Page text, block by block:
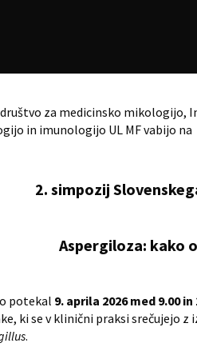
za medicinsko
in imunologijo UL MF vabijo na
2. simpozij
Aspergiloza: kako
potekal 9. aprila 2026 med 9.00 in
ki se v klinični praksi srečujejo
.